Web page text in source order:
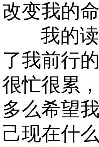
改变我的
我的读
了我前行
很忙很累
多么希望
己现在什